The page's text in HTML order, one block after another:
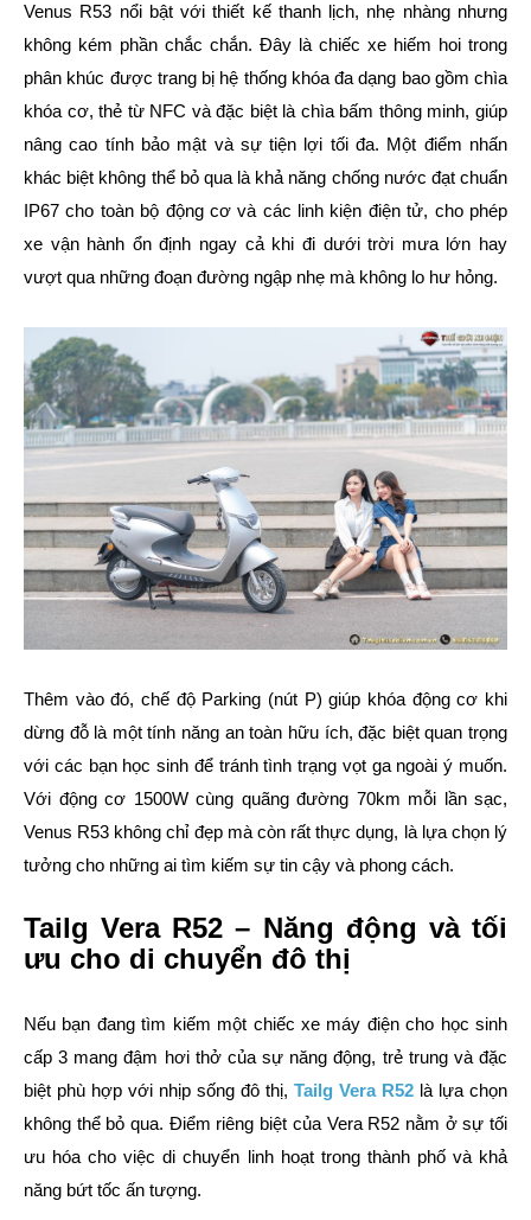
Venus R53 nổi bật với thiết kế thanh lịch, nhẹ nhàng nhưng
không kém phần chắc chắn. Đây là chiếc xe hiếm hoi trong
phân khúc được trang bị hệ thống khóa đa dạng bao gồm chìa
khóa cơ, thẻ từ NFC và đặc biệt là chìa bấm thông minh, giúp
nâng cao tính bảo mật và sự tiện lợi tối đa. Một điểm nhấn
khác biệt không thể bỏ qua là khả năng chống nước đạt chuẩn
IP67 cho toàn bộ động cơ và các linh kiện điện tử, cho phép
xe vận hành ổn định ngay cả khi đi dưới trời mưa lớn hay
vượt qua những đoạn đường ngập nhẹ mà không lo hư hỏng.
Thêm vào đó, chế độ Parking (nút P) giúp khóa động cơ khi
dừng đỗ là một tính năng an toàn hữu ích, đặc biệt quan trọng
với các bạn học sinh để tránh tình trạng vọt ga ngoài ý muốn.
Với động cơ 1500W cùng quãng đường 70km mỗi lần sạc,
Venus R53 không chỉ đẹp mà còn rất thực dụng, là lựa chọn lý
tưởng cho những ai tìm kiếm sự tin cậy và phong cách.
Tailg Vera R52 – Năng động và tối
ưu cho di chuyển đô thị
Nếu bạn đang tìm kiếm một chiếc xe máy điện cho học sinh
cấp 3 mang đậm hơi thở của sự năng động, trẻ trung và đặc
biệt phù hợp với nhịp sống đô thị, Tailg Vera R52 là lựa chọn
không thể bỏ qua. Điểm riêng biệt của Vera R52 nằm ở sự tối
ưu hóa cho việc di chuyển linh hoạt trong thành phố và khả
năng bứt tốc ấn tượng.